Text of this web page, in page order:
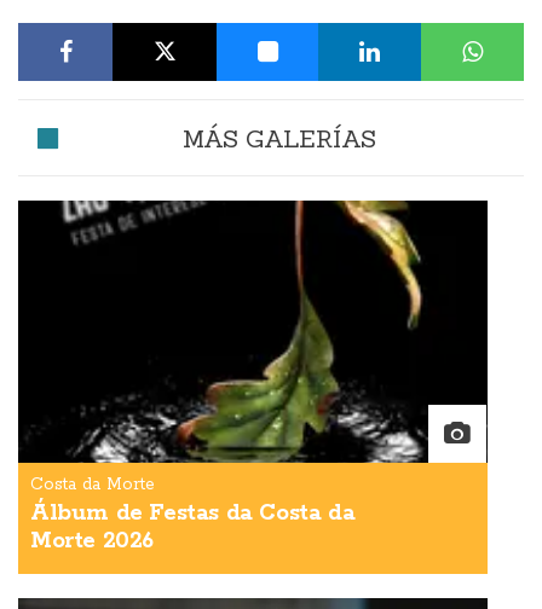
MÁS GALERÍAS
Costa da Morte
Álbum de Festas da Costa da
Morte 2026